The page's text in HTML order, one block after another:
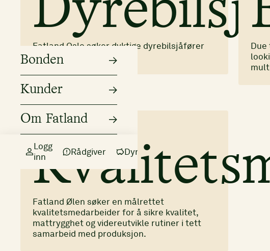
Bonden
Kunder
Om Fatland
Logg
inn
Rådgiver Dyr
Fatland Oslo søker dyktige dyrebilsjåfører
på Østlandet
Fatland Ølen søker en målrettet
kvalitetsmedarbeider for å sikre kvalitet,
mattrygghet og videreutvikle rutiner i tett
samarbeid med produksjon.